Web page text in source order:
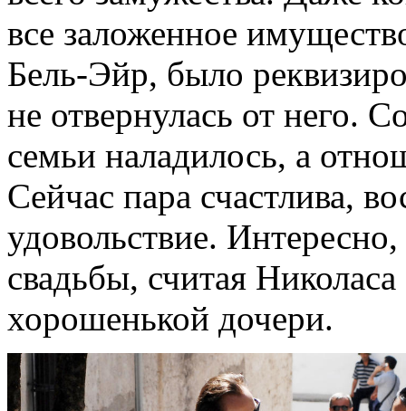
все заложенное
Бель-Эйр, было
не отвернулась от него.
семьи наладилось, а
Сейчас пара счастлива,
удовольствие.
свадьбы, считая
хорошенькой дочери.